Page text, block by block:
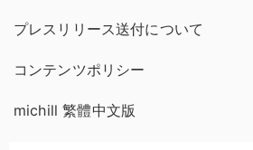
プレスリリース送付について
コンテンツポリシー
michill 繁體中文版